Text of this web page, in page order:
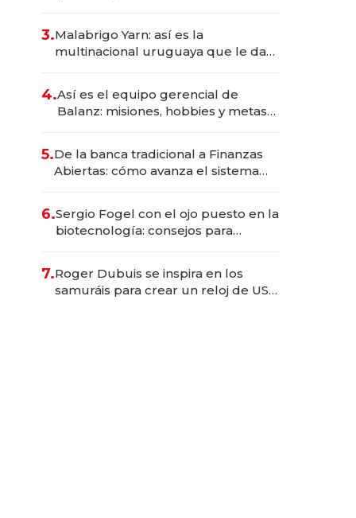
prepara apertura
3.Malabrigo Yarn: así es la
multinacional uruguaya que le da
4.Así es el equipo gerencial de
Balanz: misiones, hobbies y metas
5.De la banca tradicional a Finanzas
Abiertas: cómo avanza el sistema
6.Sergio Fogel con el ojo puesto en la
biotecnología: consejos para
7.Roger Dubuis se inspira en los
samuráis para crear un reloj de US$